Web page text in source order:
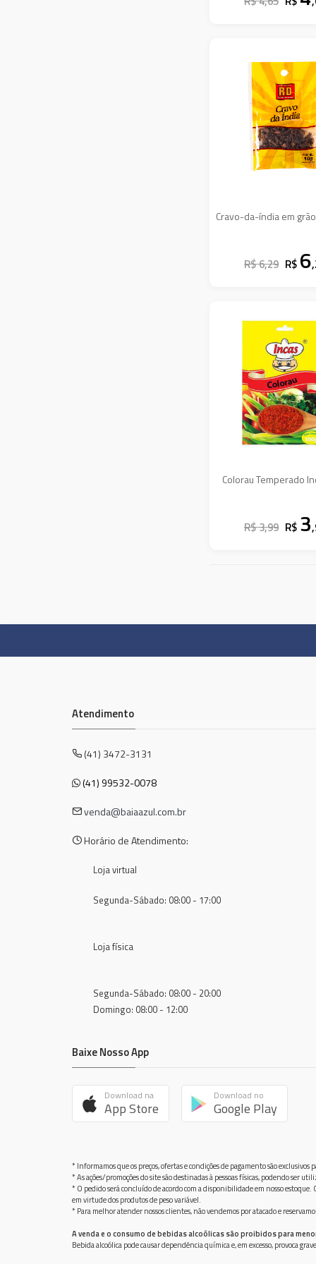
Cravo-da-índia em
R$ 6,29 R$ 6
Colorau Temperado
R$ 3,99 R$ 3
Atendimento
(41) 3472-3131
(41) 99532-0078
venda@baiaazul.com.br
Horário de Atendimento:
Loja virtual
Segunda-Sábado: 08:00 - 17:00
Loja física
Segunda-Sábado: 08:00 - 20:00
Domingo: 08:00 - 12:00
Baixe Nosso App
Download na
App Store
Download no
Google Play
* Informamos que os preços, ofertas e condições de pagamento são
* As ações/promoções do site são destinadas à pessoas físicas, podendo ser
* O pedido será concluído de acordo com a disponibilidade em nosso
em virtude dos produtos de peso variável.
* Para melhor atender nossos clientes, não vendemos por atacado e
A venda e o consumo de bebidas alcoólicas são proibidos para
Bebida alcoólica pode causar dependência química e, em excesso, provoca